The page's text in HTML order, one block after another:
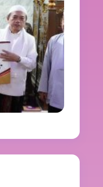
oleh Admin
Maret 5,
2025